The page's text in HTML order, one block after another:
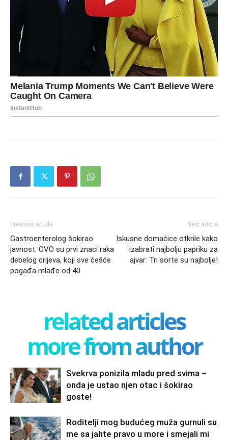
Previous article
Gastroenterolog šokirao
javnost: OVO su prvi znaci raka
debelog crijeva, koji sve češće
pogađa mlađe od 40
Next article
Iskusne domaćice otkrile kako
izabrati najbolju papriku za
ajvar: Tri sorte su najbolje!
related articles
more from author
Svekrva ponizila mladu pred svima –
onda je ustao njen otac i šokirao
goste!
Roditelji mog budućeg muža gurnuli su
me sa jahte pravo u more i smejali mi